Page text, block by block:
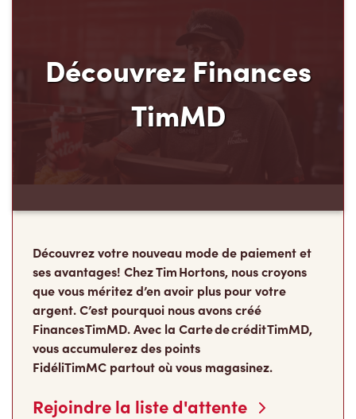
Découvrez Finances
TimMD
Découvrez votre nouveau mode de paiement et
ses avantages! Chez Tim Hortons, nous croyons
que vous méritez d’en avoir plus pour votre
argent. C’est pourquoi nous avons créé
Finances TimMD. Avec la Carte de crédit TimMD,
vous accumulerez des points
FidéliTimMC partout où vous magasinez.
Rejoindre la liste d'attente